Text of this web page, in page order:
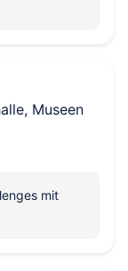
Museen
mit